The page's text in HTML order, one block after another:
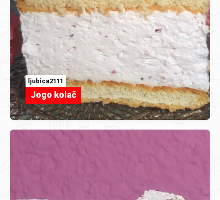
ljubica2111
Jogo kolač